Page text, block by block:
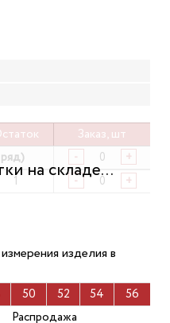
Заказ, шт
ряд)
- +
1 - +
изделия в
50 52 54
56
Распродажа